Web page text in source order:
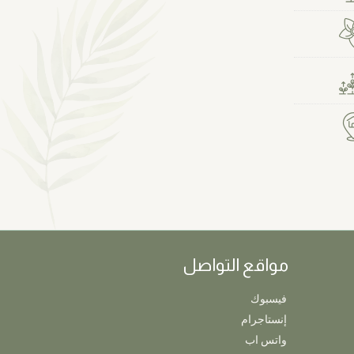
مواقع التواصل
فيسبوك
إنستاجرام
واتس اب